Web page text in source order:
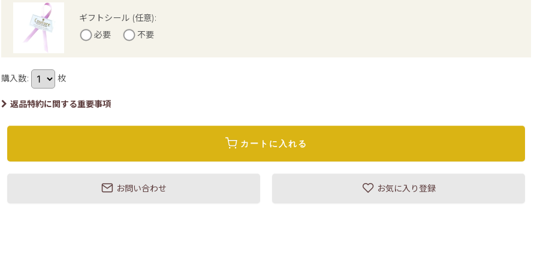
ギフトシール (任意):
必要
不要
購入数: 枚
返品特約に関する重要事項
カートに入れる
お問い合わせ お気に入り登録